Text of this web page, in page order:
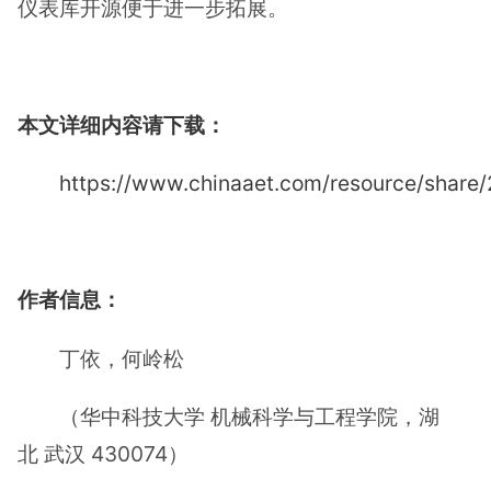
仪表库开源便于进一步拓展。
本文详细内容请下载：
https://www.chinaaet.com/resource/
作者信息：
丁依，何岭松
（华中科技大学 机械科学与工程学院，湖
北 武汉 430074）